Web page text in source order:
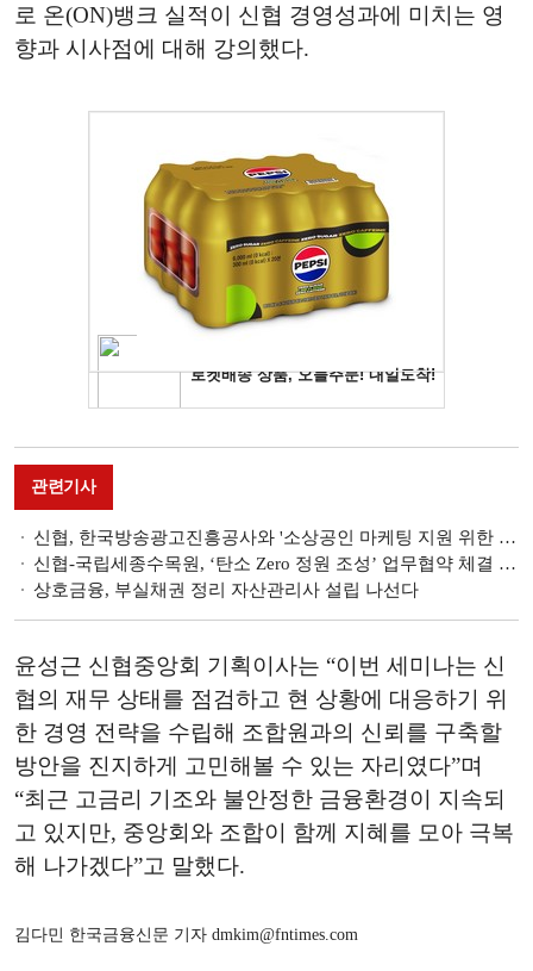
로 온(ON)뱅크 실적이 신협 경영성과에 미치는 영
향과 시사점에 대해 강의했다.
관련기사
신협, 한국방송광고진흥공사와 '소상공인 마케팅 지원 위한 업무 협약' 체결 [금융 협약]
신협-국립세종수목원, ‘탄소 Zero 정원 조성’ 업무협약 체결 [금융 협약]
상호금융, 부실채권 정리 자산관리사 설립 나선다
윤성근 신협중앙회 기획이사는 “이번 세미나는 신
협의 재무 상태를 점검하고 현 상황에 대응하기 위
한 경영 전략을 수립해 조합원과의 신뢰를 구축할
방안을 진지하게 고민해볼 수 있는 자리였다”며
“최근 고금리 기조와 불안정한 금융환경이 지속되
고 있지만, 중앙회와 조합이 함께 지혜를 모아 극복
해 나가겠다”고 말했다.
김다민 한국금융신문 기자 dmkim@fntimes.com